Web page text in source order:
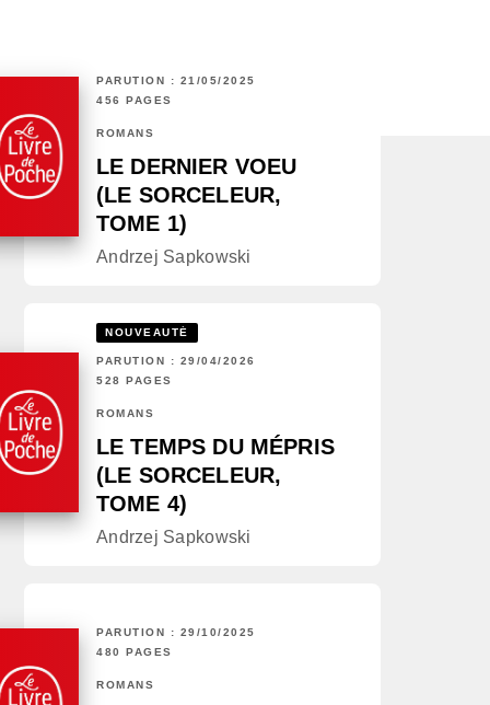
PARUTION : 21/05/2025
456 PAGES
ROMANS
LE DERNIER VOEU
(LE SORCELEUR,
TOME 1)
Andrzej Sapkowski
NOUVEAUTÉ
PARUTION : 29/04/2026
528 PAGES
ROMANS
LE TEMPS DU MÉPRIS
(LE SORCELEUR,
TOME 4)
Andrzej Sapkowski
PARUTION : 29/10/2025
480 PAGES
ROMANS